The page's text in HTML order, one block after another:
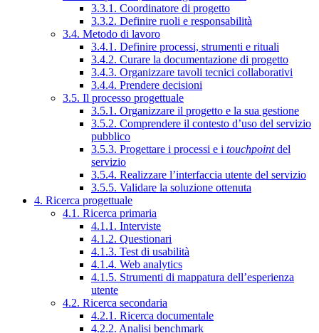
3.3.1. Coordinatore di progetto
3.3.2. Definire ruoli e responsabilità
3.4. Metodo di lavoro
3.4.1. Definire processi, strumenti e rituali
3.4.2. Curare la documentazione di progetto
3.4.3. Organizzare tavoli tecnici collaborativi
3.4.4. Prendere decisioni
3.5. Il processo progettuale
3.5.1. Organizzare il progetto e la sua gestione
3.5.2. Comprendere il contesto d’uso del servizio
pubblico
3.5.3. Progettare i processi e i touchpointdel
servizio
3.5.4. Realizzare l’interfaccia utente del servizio
3.5.5. Validare la soluzione ottenuta
4. Ricerca progettuale
4.1. Ricerca primaria
4.1.1. Interviste
4.1.2. Questionari
4.1.3. Test di usabilità
4.1.4. Web analytics
4.1.5. Strumenti di mappatura dell’esperienza
utente
4.2. Ricerca secondaria
4.2.1. Ricerca documentale
4.2.2. Analisi benchmark